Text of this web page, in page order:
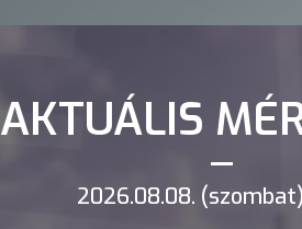
AKTUÁLIS
2026.08.08.